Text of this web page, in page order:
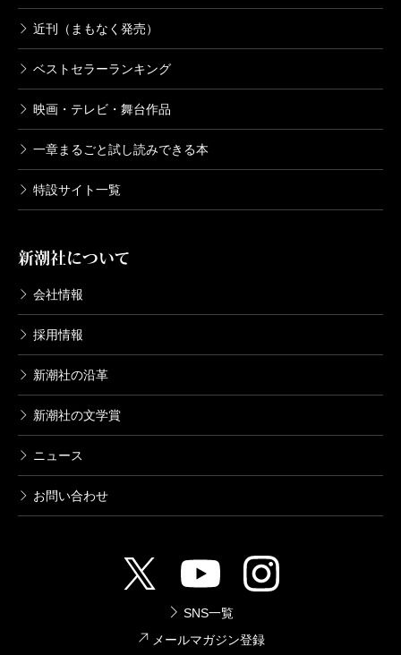
近刊（まもなく発売）
ベストセラーランキング
映画・テレビ・舞台作品
一章まるごと試し読みできる本
特設サイト一覧
新潮社について
会社情報
採用情報
新潮社の沿革
新潮社の文学賞
ニュース
お問い合わせ
SNS一覧
メールマガジン登録